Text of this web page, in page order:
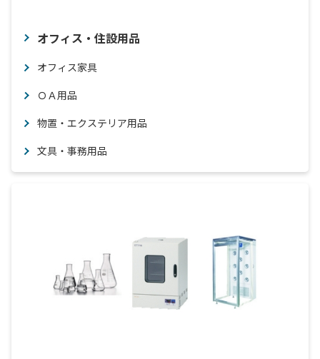
オフィス・住設用品
オフィス家具
ＯＡ用品
物置・エクステリア用品
文具・事務用品